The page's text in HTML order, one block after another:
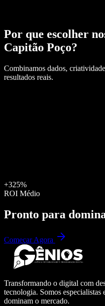
Por que escolher
Capitão Poço?
Combinamos dados,
resultados reais.
+325%
ROI Médio
Pronto para
Começar Agora
Transformando o digital com
tecnologia. Somos especialistas
dominam o mercado.